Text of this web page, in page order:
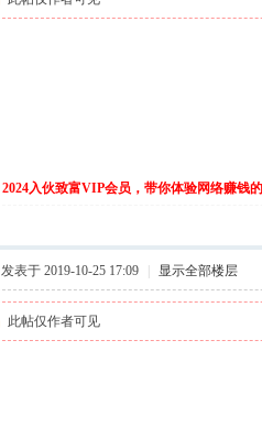
2024入伙致富VIP会员，带你体验网络赚钱
发表于 2019-10-25 17:09 显示全部楼层
此帖仅作者可见